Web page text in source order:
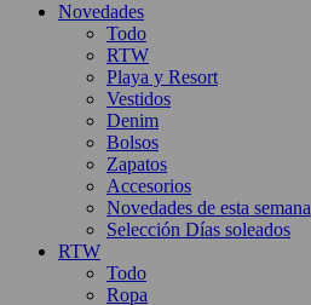
Novedades
Todo
RTW
Playa y Resort
Vestidos
Denim
Bolsos
Zapatos
Accesorios
Novedades de esta semana
Selección Días soleados
RTW
Todo
Ropa